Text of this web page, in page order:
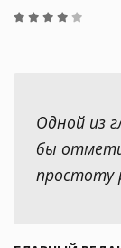
Одной из
бы
простоту